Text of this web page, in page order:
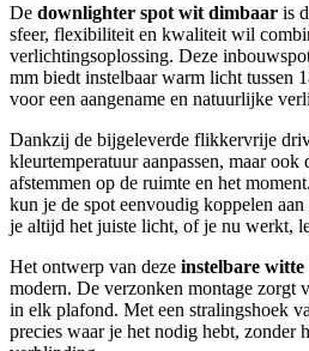
De downlighter spot wit dimbaar is
sfeer, flexibiliteit en kwaliteit wil
verlichtingsoplossing. Deze
mm biedt instelbaar warm licht tussen
voor een aangename en natuurlijke
Dankzij de bijgeleverde flikkervrije
kleurtemperatuur aanpassen, maar ook
afstemmen op de ruimte en het
kun je de spot eenvoudig koppelen
je altijd het juiste licht, of je nu werkt,
Het ontwerp van deze instelbare
modern. De verzonken montage zorgt
in elk plafond. Met een stralingshoek
precies waar je het nodig hebt, zonder